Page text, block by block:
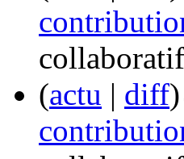
(actu | diff)